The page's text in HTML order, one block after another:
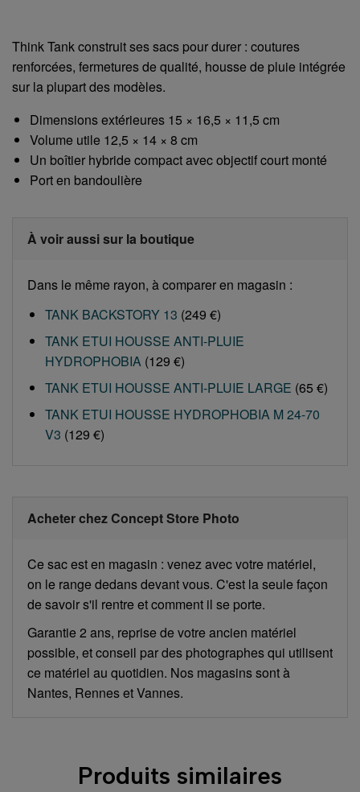
Think Tank construit ses sacs pour durer : coutures
renforcées, fermetures de qualité, housse de pluie intégrée
sur la plupart des modèles.
Dimensions extérieures 15 × 16,5 × 11,5 cm
Volume utile 12,5 × 14 × 8 cm
Un boîtier hybride compact avec objectif court monté
Port en bandoulière
À voir aussi sur la boutique
Dans le même rayon, à comparer en magasin :
TANK BACKSTORY 13 (249 €)
TANK ETUI HOUSSE ANTI-PLUIE
HYDROPHOBIA (129 €)
TANK ETUI HOUSSE ANTI-PLUIE LARGE (65 €)
TANK ETUI HOUSSE HYDROPHOBIA M 24-70
V3 (129 €)
Acheter chez Concept Store Photo
Ce sac est en magasin : venez avec votre matériel,
on le range dedans devant vous. C'est la seule façon
de savoir s'il rentre et comment il se porte.
Garantie 2 ans, reprise de votre ancien matériel
possible, et conseil par des photographes qui utilisent
ce matériel au quotidien. Nos magasins sont à
Nantes, Rennes et Vannes.
Produits similaires